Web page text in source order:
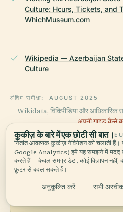
Culture: Hours, Tickets, and
WhichMuseum.com
Wikipedia — Azerbaijan
Culture
अंतिम समीक्षा: AUGUST 2025
Wikidata, विकिपीडिया और आधिकारिक
अपनी गाइड कैसे
इलाके को घूमें
संग्रहालय को नक्शे पर देखें और आस-
कुकीज़ के बारे में एक छोटी सी बात।
नितांत आवश्यक कुकीज़ नेविगेशन को चलाती
Google Analytics) हमें यह समझने में मदद
करते हैं — केवल समग्र डेटा, कोई विज्ञापन नहीं,
फ़ुटर से बदल सकते हैं।
अनुकूलित करें सभी